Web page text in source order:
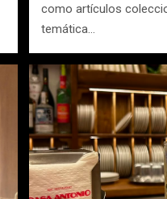
como artículos
temática…